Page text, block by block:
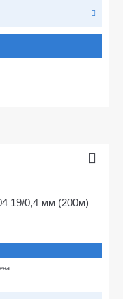
19/0,4 мм (200м)